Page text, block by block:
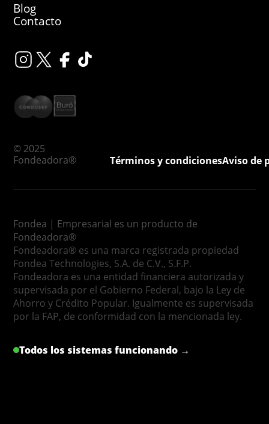
Blog
Contacto
© 2025
Fondeadora®
Términos y condicionesAviso de
Fondea | Empresarial es un producto de
Fondeadora®
Fondeadora® es una marca registrada propiedad
Fondea Technologies, S.A. de C.V., S.F.P.
Fondeadora es una entidad financiera autorizada y
supervisada por el Gobierno Federal, bajo la Ley de
Ahorro y Crédito Popular. Igualmente es supervisada
por la FAP, de conformidad con la mencionada ley.
Todos los sistemas funcionando →